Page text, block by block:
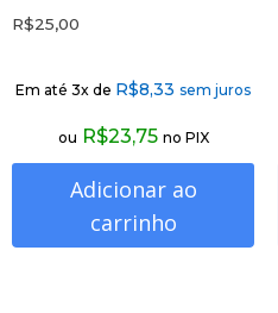
R$25,00
Em até 3x de R$8,33 sem juros
ou R$23,75 no PIX
Adicionar ao
carrinho